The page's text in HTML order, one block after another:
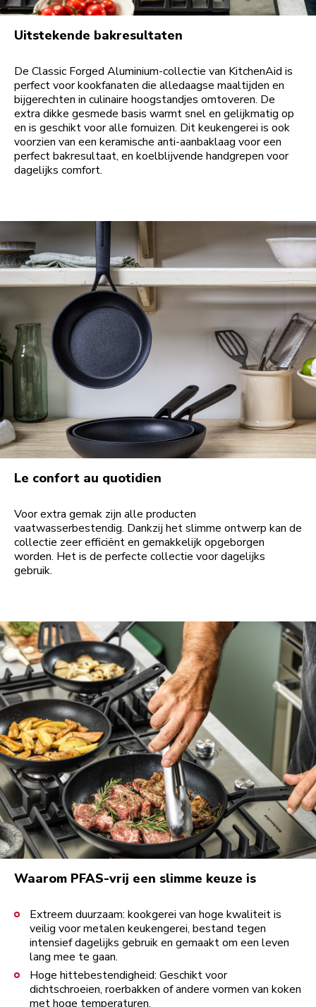
Uitstekende bakresultaten
De Classic Forged Aluminium-collectie van KitchenAid is
perfect voor kookfanaten die alledaagse maaltijden en
bijgerechten in culinaire hoogstandjes omtoveren. De
extra dikke gesmede basis warmt snel en gelijkmatig op
en is geschikt voor alle fornuizen. Dit keukengerei is ook
voorzien van een keramische anti-aanbaklaag voor een
perfect bakresultaat, en koelblijvende handgrepen voor
dagelijks comfort.
Le confort au quotidien
Voor extra gemak zijn alle producten
vaatwasserbestendig. Dankzij het slimme ontwerp kan de
collectie zeer efficiënt en gemakkelijk opgeborgen
worden. Het is de perfecte collectie voor dagelijks
gebruik.
Waarom PFAS-vrij een slimme keuze is
Extreem duurzaam: kookgerei van hoge kwaliteit is
veilig voor metalen keukengerei, bestand tegen
intensief dagelijks gebruik en gemaakt om een leven
lang mee te gaan.
Hoge hittebestendigheid: Geschikt voor
dichtschroeien, roerbakken of andere vormen van koken
met hoge temperaturen.